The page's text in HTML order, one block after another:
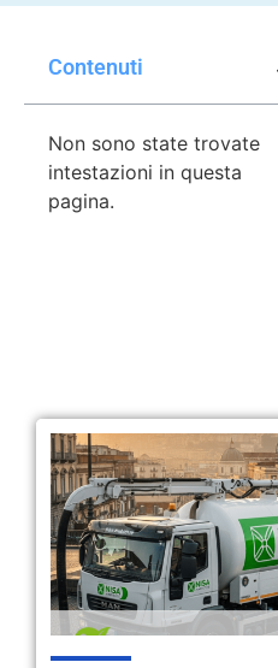
Contenuti
Non sono state trovate
intestazioni in questa
pagina.